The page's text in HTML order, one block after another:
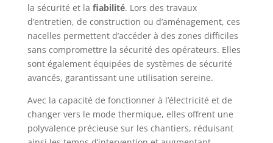
la sécurité et la fiabilité. Lors des travaux
d’entretien, de construction ou d’aménagement, ces
nacelles permettent d’accéder à des zones difficiles
sans compromettre la sécurité des opérateurs. Elles
sont également équipées de systèmes de sécurité
avancés, garantissant une utilisation sereine.
Avec la capacité de fonctionner à l’électricité et de
changer vers le mode thermique, elles offrent une
polyvalence précieuse sur les chantiers, réduisant